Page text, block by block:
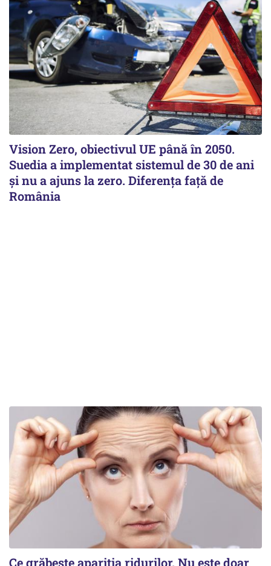
Vision Zero, obiectivul UE până în 2050.
Suedia a implementat sistemul de 30 de ani
şi nu a ajuns la zero. Diferenţa faţă de
România
Ce grăbește apariția ridurilor. Nu este doar